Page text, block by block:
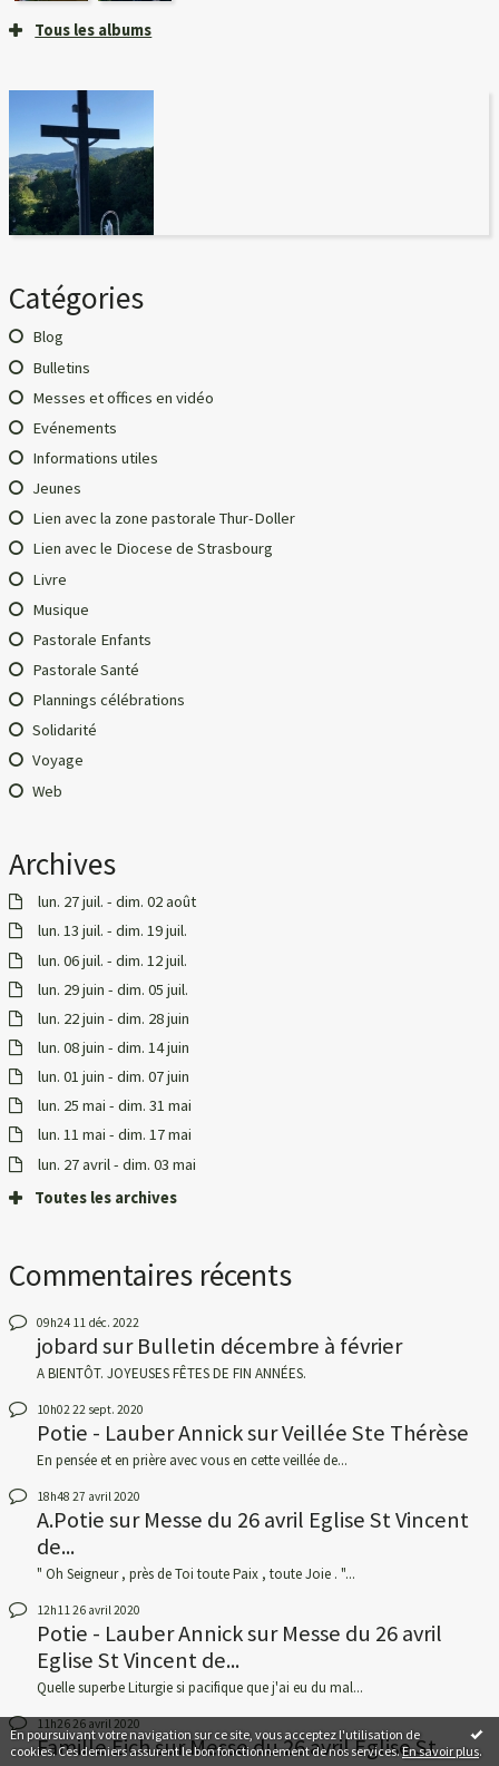
En poursuivant votre navigation sur ce site, vous acceptez l'utilisation de
cookies. Ces derniers assurent le bon fonctionnement de nos services.En savoir plus.
Tous les albums
Catégories
Blog
Bulletins
Messes et offices en vidéo
Evénements
Informations utiles
Jeunes
Lien avec la zone pastorale Thur-Doller
Lien avec le Diocese de Strasbourg
Livre
Musique
Pastorale Enfants
Pastorale Santé
Plannings célébrations
Solidarité
Voyage
Web
Archives
lun. 27 juil. - dim. 02 août
lun. 13 juil. - dim. 19 juil.
lun. 06 juil. - dim. 12 juil.
lun. 29 juin - dim. 05 juil.
lun. 22 juin - dim. 28 juin
lun. 08 juin - dim. 14 juin
lun. 01 juin - dim. 07 juin
lun. 25 mai - dim. 31 mai
lun. 11 mai - dim. 17 mai
lun. 27 avril - dim. 03 mai
Toutes les archives
Commentaires récents
09h24 11 déc. 2022
jobardsurBulletin décembre à février
A BIENTÔT. JOYEUSES FÊTES DE FIN ANNÉES.
10h0222 sept. 2020
Potie - Lauber AnnicksurVeillée Ste Thérèse
En pensée et en prière avec vous en cette veillée de...
18h48 27 avril 2020
A.PotiesurMesse du 26 avril Eglise St Vincent
de...
" Oh Seigneur , près de Toi toute Paix , toute Joie . "...
12h1126 avril 2020
Potie - Lauber AnnicksurMesse du 26 avril
Eglise St Vincent de...
Quelle superbe Liturgie si pacifique que j'ai eu du mal...
11h2626 avril 2020
Famille EichsurMesse du 26 avril Eglise St